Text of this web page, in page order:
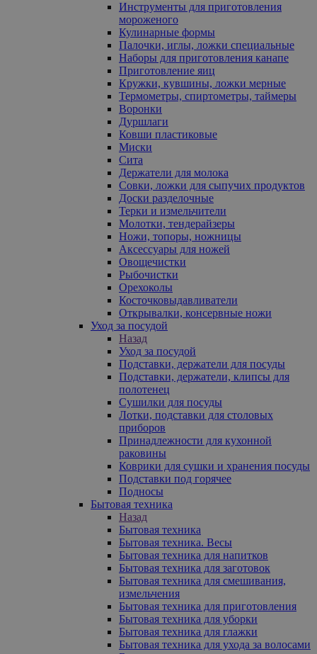
Инструменты для приготовления
мороженого
Кулинарные формы
Палочки, иглы, ложки специальные
Наборы для приготовления канапе
Приготовление яиц
Кружки, кувшины, ложки мерные
Термометры, спиртометры, таймеры
Воронки
Дуршлаги
Ковши пластиковые
Миски
Сита
Держатели для молока
Совки, ложки для сыпучих продуктов
Доски разделочные
Терки и измельчители
Молотки, тендерайзеры
Ножи, топоры, ножницы
Аксессуары для ножей
Овощечистки
Рыбочистки
Орехоколы
Косточковыдавливатели
Открывалки, консервные ножи
Уход за посудой
Назад
Уход за посудой
Подставки, держатели для посуды
Подставки, держатели, клипсы для
полотенец
Сушилки для посуды
Лотки, подставки для столовых
приборов
Принадлежности для кухонной
раковины
Коврики для сушки и хранения посуды
Подставки под горячее
Подносы
Бытовая техника
Назад
Бытовая техника
Бытовая техника. Весы
Бытовая техника для напитков
Бытовая техника для заготовок
Бытовая техника для смешивания,
измельчения
Бытовая техника для приготовления
Бытовая техника для уборки
Бытовая техника для глажки
Бытовая техника для ухода за волосами